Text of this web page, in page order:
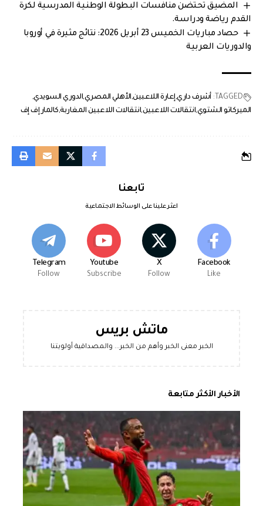
المضيق تحتضن منافسات البطولة الوطنية المدرسية لكرة
القدم رياضة ودراسة.
حصاد مباريات الخميس 23 أبريل 2026: نتائج مثيرة في أوروبا
والدوريات العربية
TAGGED: أشرف داريإعارة اللاعبين الأهلي المصريالدوري السويدي
الميركاتو الشتويانتقالات اللاعبينانتقالات اللاعبين المغاربة كالمار إف إف
تابعنا
اعثر علينا على الوسائط الاجتماعية
Facebook
Like
X
Follow
Youtube
Subscribe
Telegram
Follow
ماتش بريس
الخبر معنى الخبر وأهم من الخبر... والمصداقية أولويتنا
الأخبار الأكثر متابعة